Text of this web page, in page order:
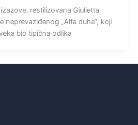
restilizovana Giulietta
neprevaziđenog „Alfa duha“, koji
bio tipična odlika